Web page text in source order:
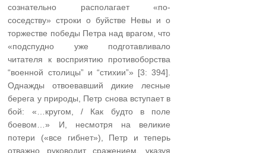
сознательно располагает «по-
соседству» строки о буйстве Невы и о
торжестве победы Петра над врагом, что
«подспудно уже подготавливало
читателя к восприятию противоборства
“военной столицы” и “стихии”» [3: 394].
Однажды отвоевавший дикие лесные
берега у природы, Петр снова вступает в
бой: «…кругом, / Как будто в поле
боевом…» И, несмотря на великие
потери («все гибнет»), Петр и теперь
отважно руководит сражением, указуя